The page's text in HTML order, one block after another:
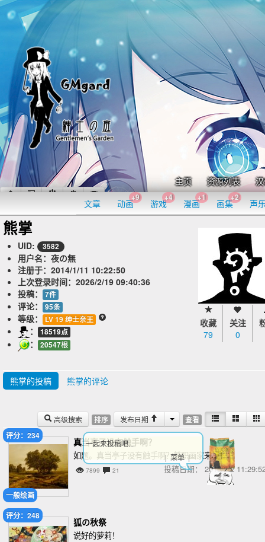
主页 资源列表
文章 动画
+9
游戏
+4
漫画
+1
画集
+2
声
收藏
79
关注
0
熊掌
UID: 3582
用户名：夜の無
注册于： 2014/1/11 10:22:50
上次登录时间： 2026/2/19 09:40:36
投稿：
7件
评论： 95条
等级： LV 19 绅士亲王
： 18519点
： 20547根
熊掌的投稿 熊掌的评论
高级搜索 排序 发布日期 查看
一般绘画
评分：234
真当亭子没有触手啊？
如题。真当亭子没有触手啊？兼职画家来战！
7899 21 投稿日期： 2015/2/2
评分：248
狐の秋祭
说好的萝莉！
一起来投稿吧...
| 菜单 |